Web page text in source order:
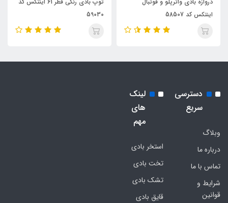
اینتکس کد 58507
59030
دسترسی
سریع
وبلاگ
درباره ما
تماس با ما
شرایط و
قوانین
لینک
های
مهم
استخر بادی
تخت بادی
تشک بادی
قایق بادی